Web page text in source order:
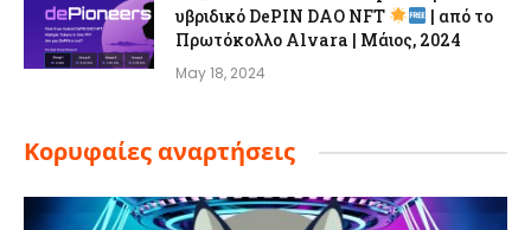
υβριδικό DePIN DAO NFT
| από το
Πρωτόκολλο Alvara | Μάιος, 2024
May 18, 2024
Κορυφαίες αναρτήσεις